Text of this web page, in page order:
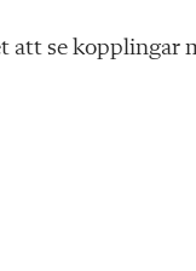
se kopplingar